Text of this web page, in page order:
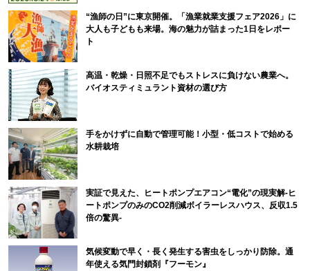
“漁師の日”に東京開催。「漁業就業支援フェア2026」に
大人も子どもも来場。海の魅力が詰まった1日をレポー
ト
高温・乾燥・日照不足でもストレスに負けない農業へ。
バイオスティミュラント資材の選び方
手をかけずに自動で管理可能！小型・低コストで始める
水耕栽培
実証で見えた、ヒートポンプエアコン“電化”の現実解-ヒ
ートポンプのみのCO2削減ボイラーレスハウス、反収1.5
倍の驚異-
気候変動で早く・長く発生する害虫をしっかり防除。通
年使える気門封鎖剤『フーモン』